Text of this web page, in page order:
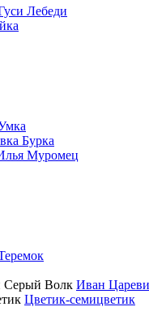
Лебеди
Бурка
Муромец
Иван
Цветик-семицветик